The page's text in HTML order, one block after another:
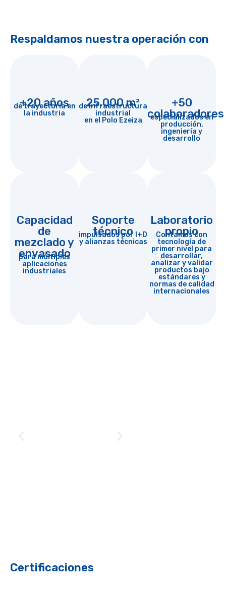
Respaldamos nuestra operación con
+20 años
de trayectoria en
la industria
25.000 m²
de infraestructura
industrial
en el Polo Ezeiza
+50
colaboradores
especializados en
producción,
ingeniería y
desarrollo
Capacidad
de
mezclado y
envasado
para múltiples
aplicaciones
industriales
Soporte
técnico
impulsados por I+D
y alianzas técnicas
Laboratorio
propio
Contamos con
tecnología de
primer nivel para
desarrollar,
analizar y validar
productos bajo
estándares y
normas de calidad
internacionales
Certificaciones